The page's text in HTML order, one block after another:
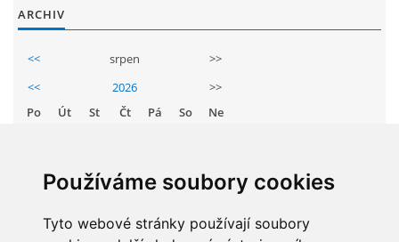
Používáme soubory cookies
Tyto webové stránky používají soubory
ARCHIV
ARCHIV
<< srpen
>>
<<
2026
>>
Po
Út St Čt Pá So
Ne
11 12 13 14 15
16
18 19 20 21 22 23